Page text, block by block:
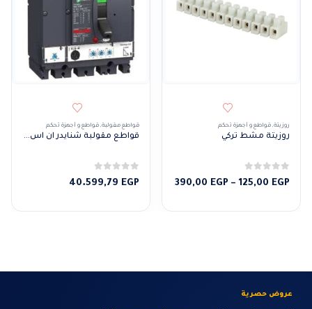
روزيتة, قواطع و أجهزة تحكم
روزيتة مشط تركي
0من 5
125,00 EGP
–
390,00 EGP
نطاق
من
قواطع مقولبة, قواطع و أجهزة تحكم
قواطع مقولبة شنايدر ان اس اكس ميكرو 6.2 اي 100 بي 4 فاز 25KA
0من 5
40.599,79 EGP
عروض حصرية